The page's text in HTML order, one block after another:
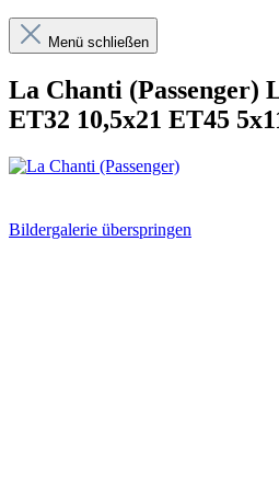
Menü schließen
La Chanti (Passenger)
ET32 10,5x21 ET45
Bildergalerie überspringen